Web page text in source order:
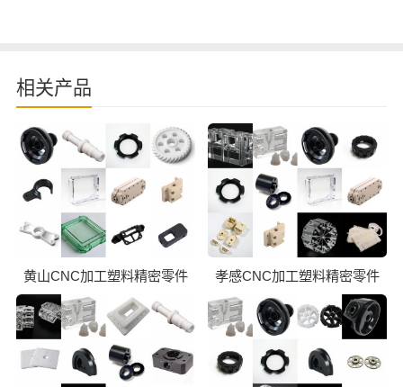
相关产品
黄山CNC加工塑料精密零件 孝感CNC加工塑料精密零件